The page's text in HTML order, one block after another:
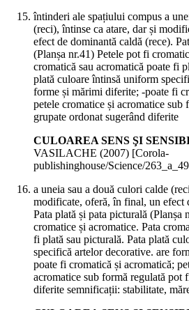
întinderi ale spațiului compus a
(reci), întinse ca atare, dar și
efect de dominantă caldă (rece).
(Planșa nr.41) Petele pot fi
cromatică sau acromatică poate fi
plată culoare întinsă uniform
forme și mărimi diferite; -poate fi
petele cromatice și acromatice sub
grupate ordonat sugerând diferite
CULOAREA SENS ŞI
VASILACHE (2007) [Corola-
publishinghouse/Science/
a uneia sau a două culori calde
modificate, oferă, în final, un efect
Pata plată și pata picturală (Planșa
cromatice și acromatice. Pata
fi plată sau picturală. Pata plată
specifică artelor decorative. are
poate fi cromatică și acromatică;
acromatice sub formă regulată pot
diferite semnificații: stabilitate,